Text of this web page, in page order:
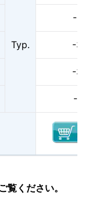
Typ.
-37
-35
-33
-31
覧ください。